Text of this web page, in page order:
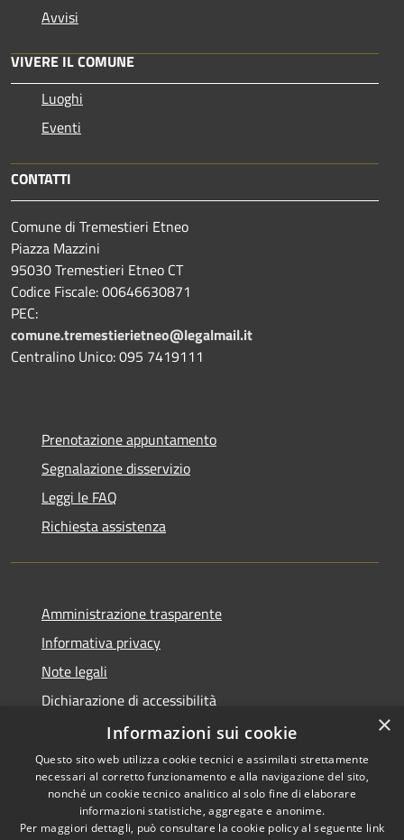
Avvisi
VIVERE IL COMUNE
Luoghi
Eventi
CONTATTI
Comune di Tremestieri Etneo
Piazza Mazzini
95030 Tremestieri Etneo CT
Codice Fiscale: 00646630871
PEC:
comune.tremestierietneo@legalmail.it
Centralino Unico: 095 7419111
Prenotazione appuntamento
Segnalazione disservizio
Leggi le FAQ
Richiesta assistenza
Amministrazione trasparente
Informativa privacy
Note legali
Dichiarazione di accessibilità
Sito istituzionale precedente
RSS
Copyright © 2026 • Comune di
×
Informazioni sui cookie
Questo sito web utilizza cookie tecnici e assimilati strettamente
necessari al corretto funzionamento e alla navigazione del sito,
nonché un cookie tecnico analitico al solo fine di elaborare
informazioni statistiche, aggregate e anonime.
Per maggiori dettagli, può consultare la cookie policy al seguente link